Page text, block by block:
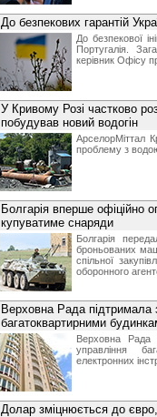
До безпекових гарантій
До безпекової
Португалія.
керівник Офісу
У Кривому Розі частково
побудував новий водогін
АрселорМіттал
проблему з водою
Болгарія вперше офіційно
купуватиме снаряди
Болгарія
броньованих
спільної
оборонного
Верховна Рада підтримала
багатоквартирними
Верховна Рада
управління
електронних
Долар зміцнюється до